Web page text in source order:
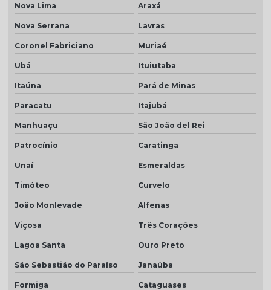
Telha resinada preço
Telha resinada romana
Telha romana branca natural
Telha romana resinada
Telha selote
Telha transparente americana
Telha transparente americana preço
Telha transparente americana quanto custa
Telhas ceramica porcelanato
Telhas coloniais cores
Telhas dupla
Nova Lima Araxá
Nova Serrana Lavras
Coronel Fabriciano Muriaé
Ubá Ituiutaba
Itaúna Pará de Minas
Paracatu Itajubá
Manhuaçu São João del Rei
Patrocínio Caratinga
Unaí Esmeraldas
Timóteo Curvelo
João Monlevade Alfenas
Viçosa Três Corações
Lagoa Santa Ouro Preto
São Sebastião do Paraíso Janaúba
Formiga Cataguases